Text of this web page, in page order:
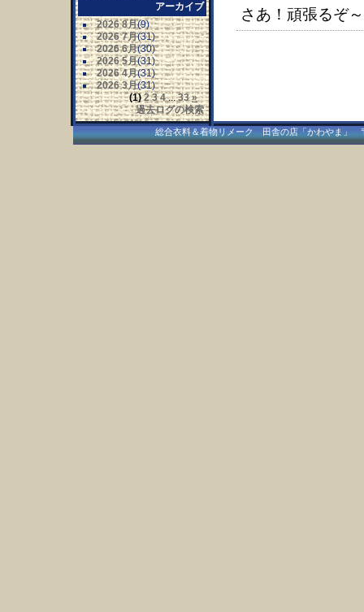
アーカイブ
2026 8月(9)
2026 7月(31)
2026 6月(30)
2026 5月(31)
2026 4月(31)
2026 3月(31)
(1) 2 3 4...33 »
過去ログの検索
さあ！頑張るぞ
総合衣料＆着物リメーク 田舎の店「かわやま」